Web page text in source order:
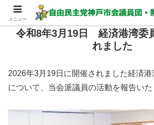
令和8年3月19日 経済港湾委
れました
2026年3月19日に開催されました経済
について、当会派議員の活動を報告いた
メニュー